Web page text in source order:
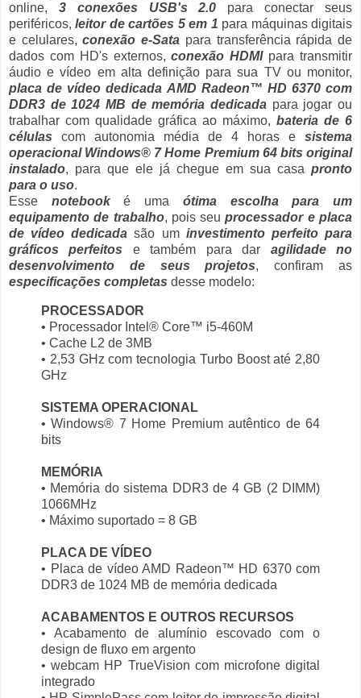
online, 3 conexões USB's 2.0 para conectar seus
periféricos,leitor de cartões 5 em 1 para máquinas digitais
e celulares,conexão e-Sata para transferência rápida de
dados com HD's externos,conexão HDMIpara transmitir
áudio e vídeo em alta definição para sua TV ou monitor,
placa de vídeo dedicada AMD Radeon™ HD 6370 com
DDR3 de 1024 MB de memória dedicada para jogar ou
trabalhar com qualidade gráfica ao máximo, bateria de 6
células com autonomia média de 4 horas e sistema
operacional Windows® 7 Home Premium 64 bits original
instalado, para que ele já chegue em sua casa pronto
para o uso.
Esse notebooké uma ótima escolha para um
equipamento de trabalho, pois seuprocessador e placa
de vídeo dedicada são um investimento perfeito para
gráficos perfeitos e também para dar agilidade no
desenvolvimento de seus projetos, confiram as
especificações completas desse modelo:
PROCESSADOR
• Processador Intel® Core™ i5-460M
• Cache L2 de 3MB
• 2,53 GHz com tecnologia Turbo Boost até 2,80
GHz
SISTEMA OPERACIONAL
• Windows® 7 Home Premium autêntico de 64
bits
MEMÓRIA
• Memória do sistema DDR3 de 4 GB (2 DIMM)
1066MHz
• Máximo suportado = 8 GB
PLACA DE VÍDEO
• Placa de vídeo AMD Radeon™ HD 6370 com
DDR3 de 1024 MB de memória dedicada
ACABAMENTOS E OUTROS RECURSOS
• Acabamento de alumínio escovado com o
design de fluxo em argento
• webcam HP TrueVision com microfone digital
integrado